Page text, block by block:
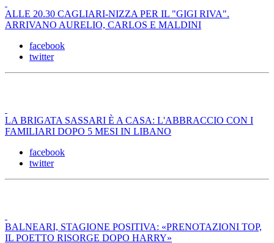
ALLE 20.30 CAGLIARI-NIZZA PER IL "GIGI RIVA".
ARRIVANO AURELIO, CARLOS E MALDINI
facebook
twitter
LA BRIGATA SASSARI È A CASA: L'ABBRACCIO CON I
FAMILIARI DOPO 5 MESI IN LIBANO
facebook
twitter
BALNEARI, STAGIONE POSITIVA: «PRENOTAZIONI TOP,
IL POETTO RISORGE DOPO HARRY»